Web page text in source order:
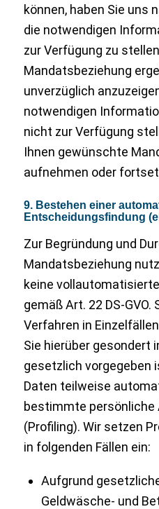
können, haben Sie uns
die notwendigen
zur Verfügung zu
Mandatsbeziehung
unverzüglich
notwendigen
nicht zur Verfügung
Ihnen gewünschte
aufnehmen oder
9. Bestehen einer
Entscheidungsfindung
Zur Begründung und
Mandatsbeziehung
keine
gemäß Art. 22 DS-GVO.
Verfahren in
Sie hierüber gesondert
gesetzlich vorgegeben
Daten teilweise
bestimmte persönliche
(Profiling). Wir setzen
in folgenden Fällen ein:
Aufgrund
Geldwäsche- und